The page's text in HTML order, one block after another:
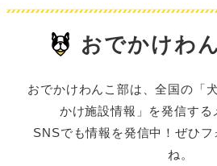
おでかけわ
おでかけわんこ部は、全国の「
かけ施設情報」を発信する
SNSでも情報を発信中！ぜひ
ね。